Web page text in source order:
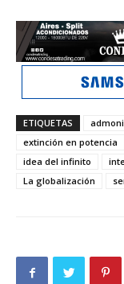
ETIQUETAS
extinción en potencia
idea del infinito
La globalización